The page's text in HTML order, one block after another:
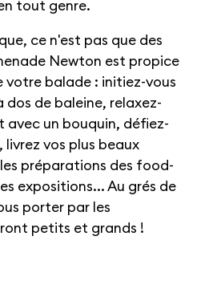
tout genre.
ce n'est pas que des
Newton est propice
votre balade : initiez-vous
dos de baleine, relaxez-
avec un bouquin, défiez-
vos plus beaux
préparations des food-
expositions... Au grés de
porter par les
petits et grands !